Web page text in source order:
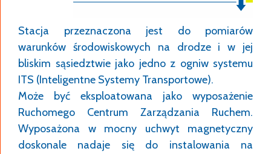
Stacja przeznaczona jest do pomiarów
warunków środowiskowych na drodze i w jej
bliskim sąsiedztwie jako jedno z ogniw systemu
ITS (Inteligentne Systemy Transportowe).
Może być eksploatowana jako wyposażenie
Ruchomego Centrum Zarządzania Ruchem.
Wyposażona w mocny uchwyt magnetyczny
doskonale nadaje się do instalowania na